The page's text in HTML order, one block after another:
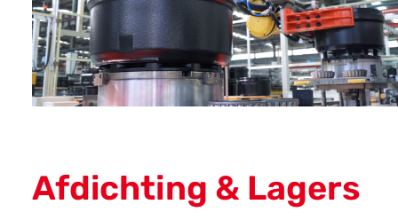
Afdichting & Lagers